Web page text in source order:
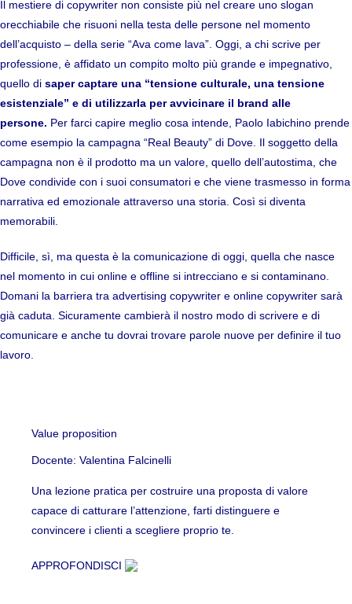
Il mestiere di copywriter non consiste più nel creare uno slogan
orecchiabile che risuoni nella testa delle persone nel momento
dell’acquisto – della serie “Ava come lava”. Oggi, a chi scrive per
professione, è affidato un compito molto più grande e impegnativo,
quello di saper captare una “tensione culturale, una tensione
esistenziale” e di utilizzarla per avvicinare il brand alle
persone. Per farci capire meglio cosa intende, Paolo Iabichino prende
come esempio la campagna “Real Beauty” di Dove. Il soggetto della
campagna non è il prodotto ma un valore, quello dell’autostima, che
Dove condivide con i suoi consumatori e che viene trasmesso in forma
narrativa ed emozionale attraverso una storia. Così si diventa
memorabili.
Difficile, sì, ma questa è la comunicazione di oggi, quella che nasce
nel momento in cui online e offline si intrecciano e si contaminano.
Domani la barriera tra advertising copywriter e online copywriter sarà
già caduta. Sicuramente cambierà il nostro modo di scrivere e di
comunicare e anche tu dovrai trovare parole nuove per definire il tuo
lavoro.
Value proposition
Docente: Valentina Falcinelli
Una lezione pratica per costruire una proposta di valore
capace di catturare l’attenzione, farti distinguere e
convincere i clienti a scegliere proprio te.
APPROFONDISCI